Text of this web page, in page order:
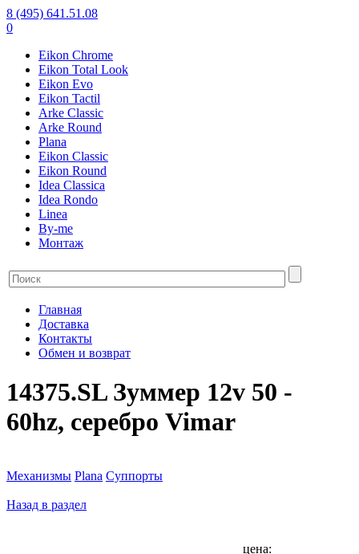
8 (495) 641.51.08
0
Eikon Chrome
Eikon Total Look
Eikon Evo
Eikon Tactil
Arke Classic
Arke Round
Plana
Eikon Classic
Eikon Round
Idea Classica
Idea Rondo
Linea
By-me
Монтаж
Главная
Доставка
Контакты
Обмен и возврат
14375.SL Зуммер 12v 50 -
60hz, серебро Vimar
Механизмы Plana Суппорты
Назад в раздел
цена: